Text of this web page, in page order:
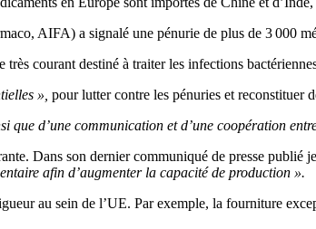
AIFA) a signalé une pénurie de plus de 3 000
courant destiné à traiter les infections
», pour lutter contre les pénuries et reconstituer
d’une communication et d’une coopération
Dans son dernier communiqué de presse
afin d’augmenter la capacité de production ».
au sein de l’UE. Par exemple, la fourniture